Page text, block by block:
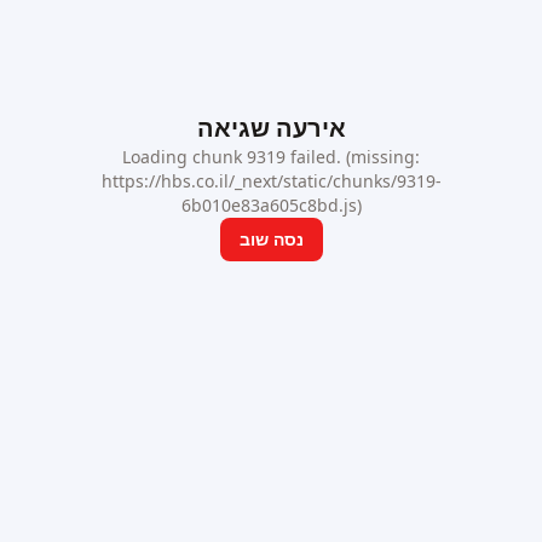
אירעה שגיאה
Loading chunk 9319 failed. (missing:
https://hbs.co.il/_next/static/chunks/9319-
6b010e83a605c8bd.js)